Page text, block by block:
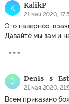
K KalikP
21 мая 2020,
Это наверное,
Давайте мы вам и
D
21 мая 2020,
Всем приказано